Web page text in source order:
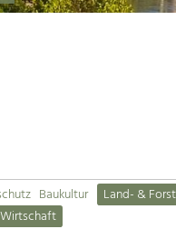
Baukultur Land- &
Wirtschaft